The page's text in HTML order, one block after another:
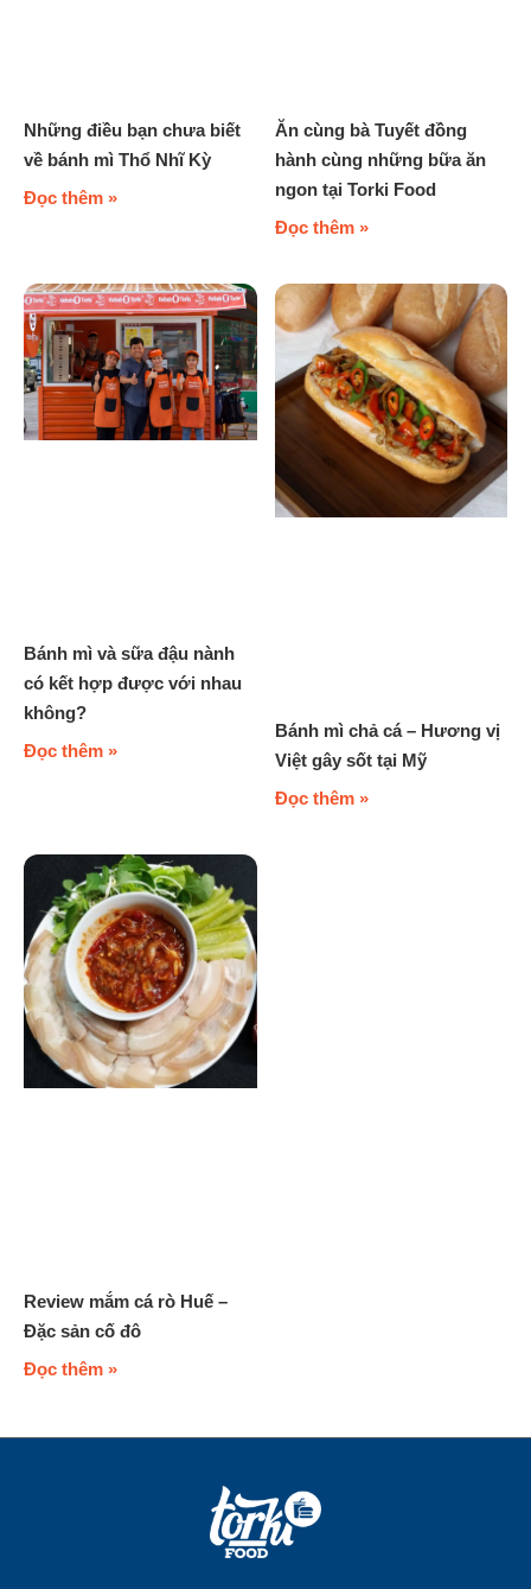
Những điều bạn chưa biết
về bánh mì Thổ Nhĩ Kỳ
Đọc thêm »
Ăn cùng bà Tuyết đồng
hành cùng những bữa ăn
ngon tại Torki Food
Đọc thêm »
Bánh mì và sữa đậu nành
có kết hợp được với nhau
không?
Đọc thêm »
Bánh mì chả cá – Hương vị
Việt gây sốt tại Mỹ
Đọc thêm »
Review mắm cá rò Huế –
Đặc sản cố đô
Đọc thêm »